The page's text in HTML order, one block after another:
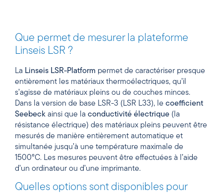
Que permet de mesurer la plateforme
Linseis LSR ?
La Linseis LSR-Platform permet de caractériser presque
entièrement les matériaux thermoélectriques, qu’il
s’agisse de matériaux pleins ou de couches minces.
Dans la version de base LSR-3 (LSR L33), le coefficient
Seebeck ainsi que la conductivité électrique (la
résistance électrique) des matériaux pleins peuvent être
mesurés de manière entièrement automatique et
simultanée jusqu’à une température maximale de
1500°C. Les mesures peuvent être effectuées à l’aide
d’un ordinateur ou d’une imprimante.
Quelles options sont disponibles pour